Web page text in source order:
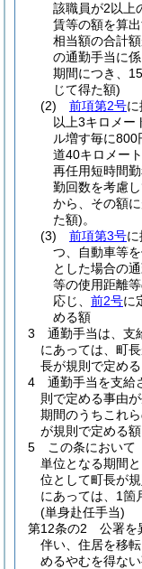
該職員が2以上
賃等の額を算
相当額の合計
の通勤手当に
期間につき、
じて得た額)
(2)
前項第2号
以上3キロメー
ル増す毎に800
道40キロメー
再任用短時間
勤回数を考慮
から、その額
た額)。
(3)
前項第3号
つ、自動車等
とした場合の
等の使用距離
応じ、 前2号に
める額
3
通勤手当は、支
にあっては、町
長が規則で定める
4
通勤手当を支給
則で定める事由
期間のうちこれ
が規則で定める
5
この条において
単位となる期間
位として町長が
にあっては、1箇
(単身赴任手当)
第12条の2
公署を
伴い、住居を移
めるやむを得な